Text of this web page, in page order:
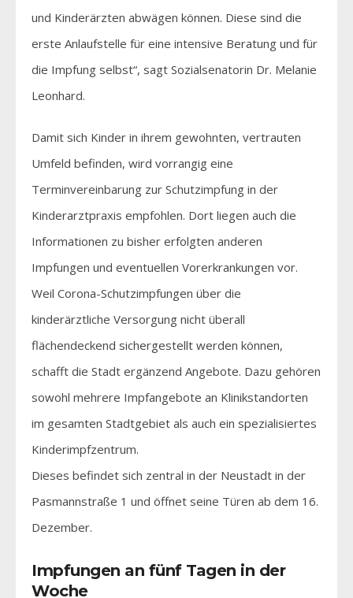
und Kinderärzten abwägen können. Diese sind die
erste Anlaufstelle für eine intensive Beratung und für
die Impfung selbst“, sagt Sozialsenatorin Dr. Melanie
Leonhard.
Damit sich Kinder in ihrem gewohnten, vertrauten
Umfeld befinden, wird vorrangig eine
Terminvereinbarung zur Schutzimpfung in der
Kinderarztpraxis empfohlen. Dort liegen auch die
Informationen zu bisher erfolgten anderen
Impfungen und eventuellen Vorerkrankungen vor.
Weil Corona-Schutzimpfungen über die
kinderärztliche Versorgung nicht überall
flächendeckend sichergestellt werden können,
schafft die Stadt ergänzend Angebote. Dazu gehören
sowohl mehrere Impfangebote an Klinikstandorten
im gesamten Stadtgebiet als auch ein spezialisiertes
Kinderimpfzentrum.
Dieses befindet sich zentral in der Neustadt in der
Pasmannstraße 1 und öffnet seine Türen ab dem 16.
Dezember.
Impfungen an fünf Tagen in der
Woche